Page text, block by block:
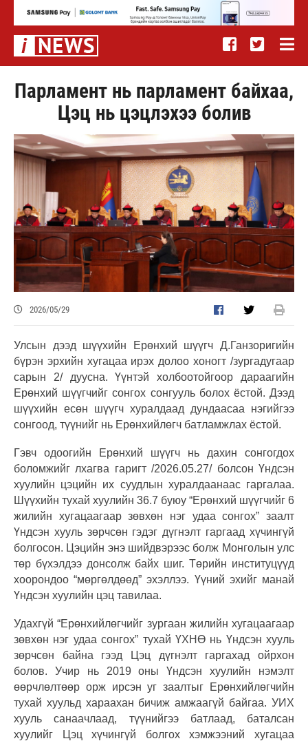
Парламент нь парламент байхаа,
Цэц нь цэцлэхээ болив
2026/05/29
Улсын дээд шүүхийн Ерөнхий шүүгч Д.Ганзоригийн
бүрэн эрхийн хугацаа ирэх долоо хоногт /зургадугаар
сарын 2/ дуусна. Үүнтэй холбоотойгоор дараагийн
Ерөнхий шүүгчийг сонгох сонгууль болох ёстой. Дээд
шүүхийн есөн шүүгч хуралдаад дундаасаа нэгийгээ
сонгоод, түүнийг нь Ерөнхийлөгч батламжлах ёстой.
Гэвч одоогийн Ерөнхий шүүгч нь дахин сонгогдох
боломжийг лхагва гаригт/2026.05.27/ болсон Үндсэн
хуулийн цэцийн их суудлын хуралдаанаас гаргалаа.
Шүүхийн тухай хуулийн 36.7 буюу “Ерөнхий шүүгчийг 6
жилийн хугацаагаар зөвхөн нэг удаа сонгох” заалт
Үндсэн хууль зөрчсөн гэдэг дүгнэлт гаргаад хүчингүй
болгосон. Цэцийн энэ шийдвэрээс болж Монголын улс
төр бүхэлдээ донсолж байх шиг. Төрийн институцүүд
хоорондоо “мөргөлдөөд” эхэллээ. Үүний эхийг манай
Үндсэн хуулийн цэц тавилаа.
Удахгүй “Ерөнхийлөгчийг зургаан жилийн хугацаагаар
зөвхөн нэг удаа сонгох” тухай ҮХНӨ нь Үндсэн хууль
зөрчсөн байна гээд Цэц дүгнэлт гаргахад ойрхон
болов. Учир нь 2019 оны Үндсэн хуулийн нэмэлт
өөрчлөлтөөр орж ирсэн уг заалтыг Ерөнхийлөгчийн
тухай хуульд хараахан бичиж амжаагүй байгаа. УИХ
хууль санаачлаад, түүнийгээ батлаад, баталсан
хуулийг Цэц хүчингүй болгох хэмжээний хугацаа